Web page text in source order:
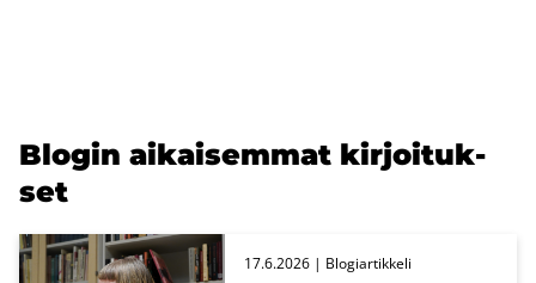
Blo­gin ai­kai­sem­mat kir­joi­tuk­
set
17.6.2026 | Blo­giar­tik­ke­li